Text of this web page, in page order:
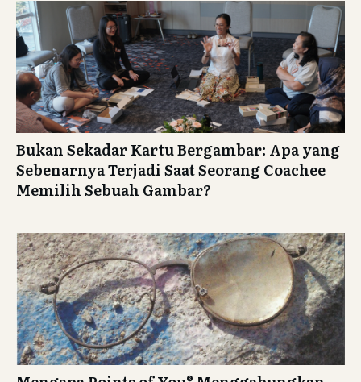
Bukan Sekadar Kartu Bergambar: Apa yang
Sebenarnya Terjadi Saat Seorang Coachee
Memilih Sebuah Gambar?